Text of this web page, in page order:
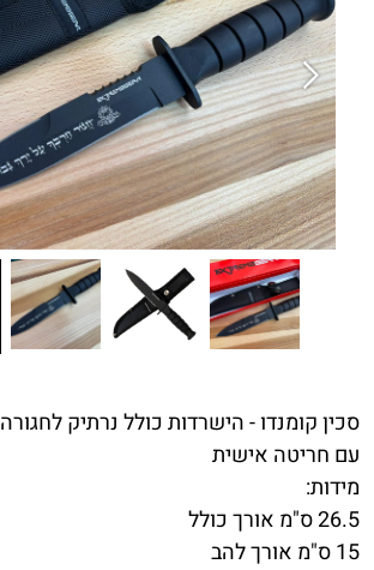
סכין קומנדו - הישרדות כולל נרתיק לחגורה
עם חריטה אישית
מידות:
26.5 ס"מ אורך כולל
15 ס"מ אורך להב